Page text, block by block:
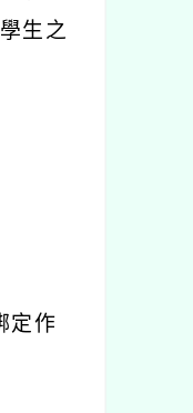
生之
定作